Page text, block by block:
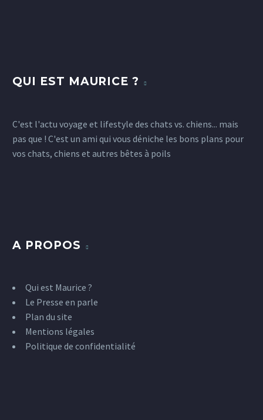
QUI EST MAURICE ?
C'est l'actu voyage et lifestyle des chats vs. chiens... mais
pas que ! C'est un ami qui vous déniche les bons plans pour
vos chats, chiens et autres bêtes à poils
A PROPOS
Qui est Maurice ?
Le Presse en parle
Plan du site
Mentions légales
Politique de confidentialité